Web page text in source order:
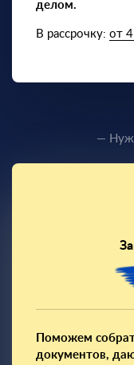
делом.
В рассрочку: от
—
Поможем
документов,